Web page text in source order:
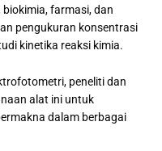
farmasi, dan
pengukuran konsentrasi
kinetika reaksi kimia.
peneliti dan
alat ini untuk
dalam berbagai